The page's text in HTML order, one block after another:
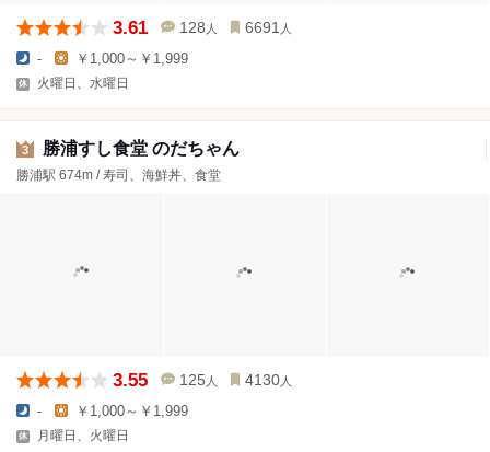
3.61 128 人 6691 人
- ￥1,000～￥1,999
火曜日、水曜日
3 勝浦すし食堂 のだちゃん
勝浦駅 674m / 寿司、海鮮丼、食堂
3.55 125 人 4130 人
- ￥1,000～￥1,999
月曜日、火曜日